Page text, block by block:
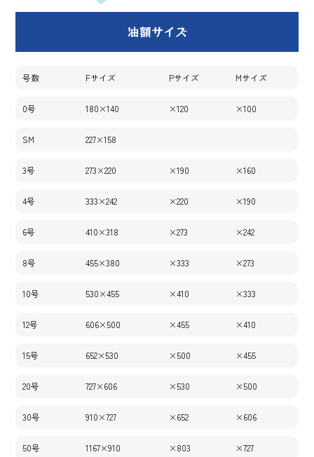
油額サイズ
号数 Fサイズ Pサイズ Mサイズ
0号 180×140 ×120 ×100
SM 227×158
3号 273×220 ×190 ×160
4号 333×242 ×220 ×190
6号 410×318 ×273 ×242
8号 455×380 ×333 ×273
10号 530×455 ×410 ×333
12号 606×500 ×455 ×410
15号 652×530 ×500 ×455
20号 727×606 ×530 ×500
30号 910×727 ×652 ×606
50号 1167×910 ×803 ×727